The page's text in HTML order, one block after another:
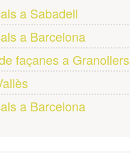
a Sabadell
a Barcelona
façanes a Granollers
a Barcelona